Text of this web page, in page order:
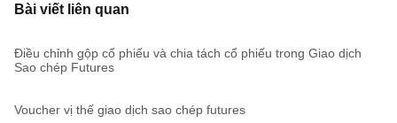
Bài viết liên quan
Điều chỉnh gộp cổ phiếu và chia tách cổ phiếu trong Giao dịch
Sao chép Futures
Voucher vị thế giao dịch sao chép futures